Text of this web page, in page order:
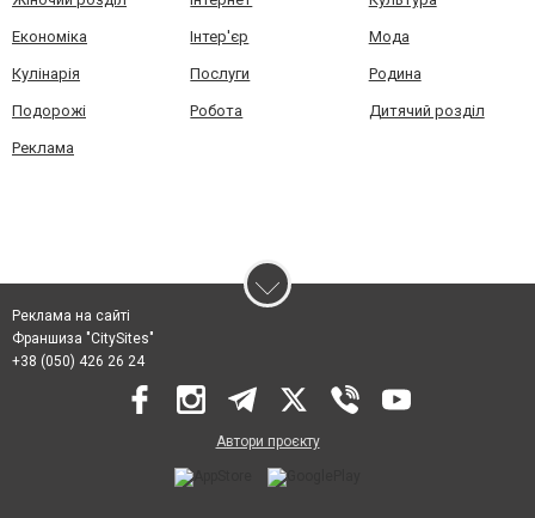
Економіка Інтер'єр Мода
Кулінарія Послуги Родина
Подорожі Робота Дитячий розділ
Реклама
Реклама на сайті
Франшиза "CitySites"
+38 (050) 426 26 24
Автори проєкту